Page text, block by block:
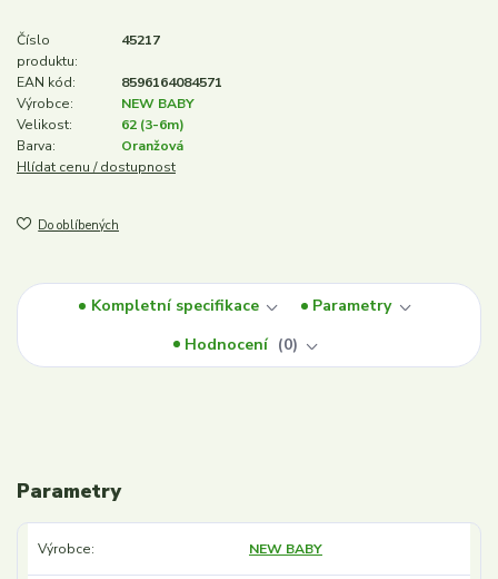
Číslo
produktu:
45217
EAN kód:
8596164084571
Výrobce:
NEW BABY
Velikost:
62 (3-6m)
Barva:
Oranžová
Hlídat cenu / dostupnost
Do oblíbených
Kompletní specifikace
Parametry
Hodnocení
0
Parametry
Výrobce NEW BABY